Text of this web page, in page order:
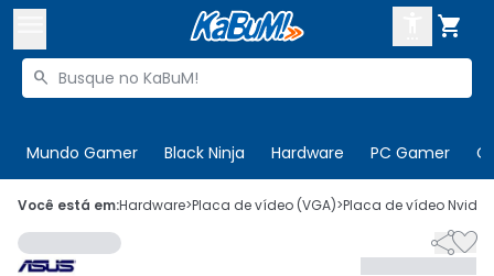

Buscar produtos

Mundo Gamer Black Ninja Hardware PC Gamer
 Olá. Acesse sua conta
 Departamentos
Você está em:Hardware>Placa de vídeo (VGA)>Placa de vídeo Nvidia
